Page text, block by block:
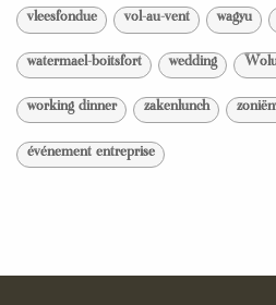
vleesfondue vol-au-vent wagyu
watermael-boitsfort wedding
working dinner zakenlunch
événement entreprise